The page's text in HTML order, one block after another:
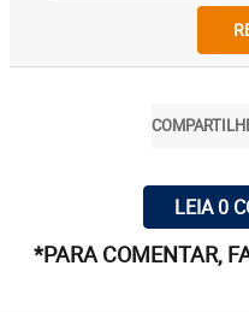
LEIA 0
*PARA COMENTAR,